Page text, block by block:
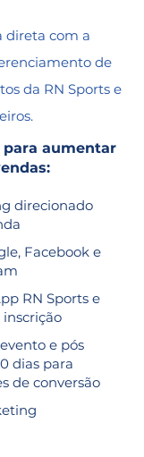
direta com a
de
da RN Sports e
para aumentar
direcionado
Facebook e
RN Sports e
e pós
dias para
de conversão